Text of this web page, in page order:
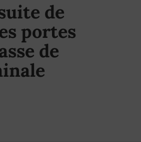
de
portes
de